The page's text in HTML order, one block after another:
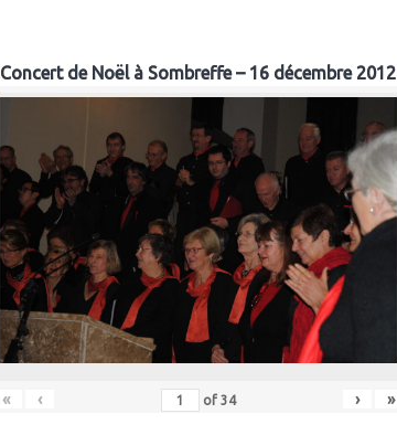
Concert de Noël à Sombreffe – 16 décembre 2012
« ‹ of 34 › »